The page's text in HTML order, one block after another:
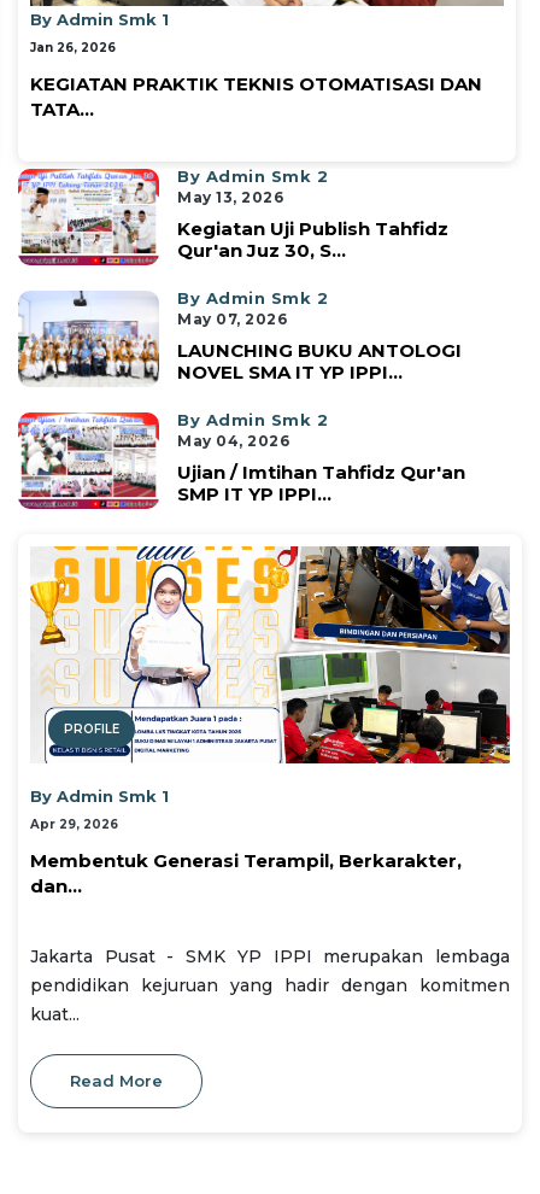
By Admin Smk 1
Apr 29, 2026
Juara 1 dalam ajang Lomba Kompetensi Siswa
(L...
By Admin Smk 2
May 13, 2026
Kegiatan Uji Publish Tahfidz
Qur'an Juz 30, S...
By Admin Smk 2
May 07, 2026
LAUNCHING BUKU ANTOLOGI
NOVEL SMA IT YP IPPI...
By Admin Smk 2
May 04, 2026
Ujian / Imtihan Tahfidz Qur'an
SMP IT YP IPPI...
PROFILE
By Admin Smk 1
Apr 29, 2026
Membentuk Generasi Terampil, Berkarakter,
dan...
Jakarta Pusat - SMK YP IPPI merupakan lembaga
pendidikan kejuruan yang hadir dengan komitmen
kuat...
Read More